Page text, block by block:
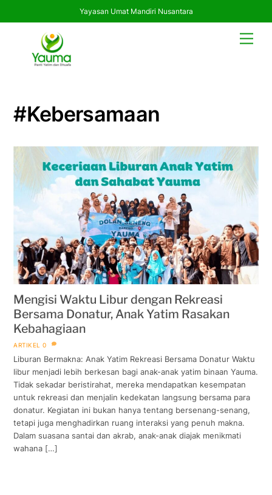
Yayasan Umat Mandiri Nusantara
#kebersamaan
Mengisi Waktu Libur dengan Rekreasi
Bersama Donatur, Anak Yatim Rasakan
Kebahagiaan
ARTIKEL 0
Liburan Bermakna: Anak Yatim Rekreasi Bersama Donatur Waktu
libur menjadi lebih berkesan bagi anak-anak yatim binaan Yauma.
Tidak sekadar beristirahat, mereka mendapatkan kesempatan
untuk rekreasi dan menjalin kedekatan langsung bersama para
donatur. Kegiatan ini bukan hanya tentang bersenang-senang,
tetapi juga menghadirkan ruang interaksi yang penuh makna.
Dalam suasana santai dan akrab, anak-anak diajak menikmati
wahana […]